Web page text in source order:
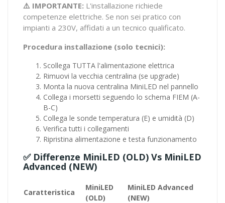
⚠️ IMPORTANTE: L'installazione richiede
competenze elettriche. Se non sei pratico con
impianti a 230V, affidati a un tecnico qualificato.
Procedura installazione (solo tecnici):
Scollega TUTTA l'alimentazione elettrica
Rimuovi la vecchia centralina (se upgrade)
Monta la nuova centralina MiniLED nel pannello
Collega i morsetti seguendo lo schema FIEM (A-
B-C)
Collega le sonde temperatura (E) e umidità (D)
Verifica tutti i collegamenti
Ripristina alimentazione e testa funzionamento
✅ Differenze MiniLED (OLD) Vs MiniLED
Advanced (NEW)
Caratteristica
MiniLED
(OLD)
MiniLED Advanced
(NEW)